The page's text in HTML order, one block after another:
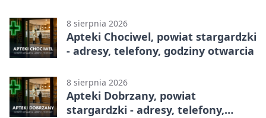
8 sierpnia 2026
Apteki Chociwel, powiat stargardzki
- adresy, telefony, godziny otwarcia
8 sierpnia 2026
Apteki Dobrzany, powiat
stargardzki - adresy, telefony,